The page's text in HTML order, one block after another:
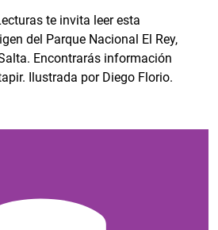
te invita leer esta
del Parque Nacional El Rey,
Encontrarás información
Ilustrada por Diego Florio.